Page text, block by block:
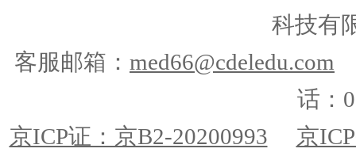
科技有
客服邮箱： med66@cdeledu.com
话：
京ICP证：京B2-20200993
京